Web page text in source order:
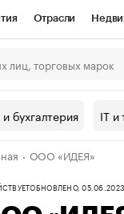
Отрасли
Проверка
валюты
бухгалтерия IT и
ООО «ИДЕЯ»
ОБНОВЛЕНО, 05.06.2023